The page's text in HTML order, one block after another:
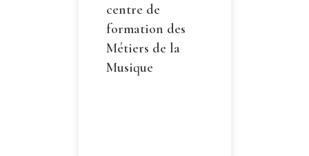
centre de
formation des
Métiers de la
Musique